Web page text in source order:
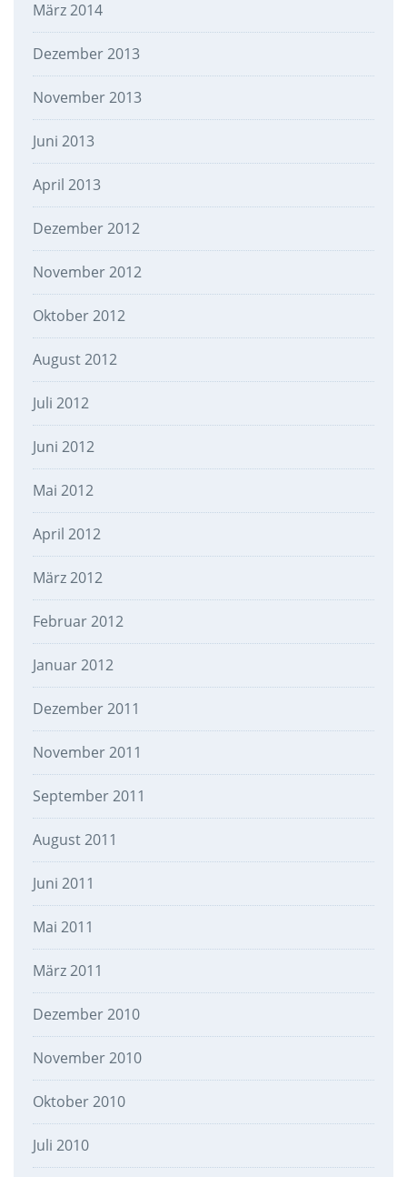
März 2014
Dezember 2013
November 2013
Juni 2013
April 2013
Dezember 2012
November 2012
Oktober 2012
August 2012
Juli 2012
Juni 2012
Mai 2012
April 2012
März 2012
Februar 2012
Januar 2012
Dezember 2011
November 2011
September 2011
August 2011
Juni 2011
Mai 2011
März 2011
Dezember 2010
November 2010
Oktober 2010
Juli 2010